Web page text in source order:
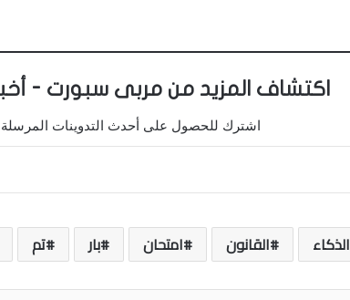
اكتشاف المزيد من مربى سبورت -
اشترك للحصول على أحدث التدوينات المرسلة
الذكاء القانون امتحان بار تم